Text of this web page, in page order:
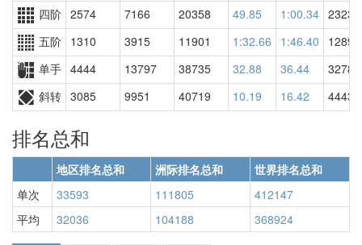
四阶 2574 7166 20358 49.85 1:00.34 23232
五阶 1310 3915 11901 1:32.66 1:46.40
12897
单手 4444 13797 38735 32.88 36.44
32782
斜转 3085 9951 40719 10.19 16.42 44439
排名总和
地区排名总和 洲际排名总和
世界排名总和
单次
33593 111805
412147
平均
32036 104188 368924